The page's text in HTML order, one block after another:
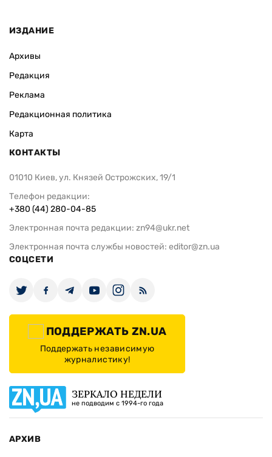
ИЗДАНИЕ
Архивы
Редакция
Реклама
Редакционная политика
Карта
КОНТАКТЫ
01010 Киев, ул. Князей Острожских, 19/1
Телефон редакции:
+380 (44) 280-04-85
Электронная почта редакции: zn94@ukr.net
Электронная почта службы новостей: editor@zn.ua
СОЦСЕТИ
ПОДДЕРЖАТЬ ZN.UA
Поддержать независимую
журналистику!
ЗЕРКАЛО НЕДЕЛИ
не подводим с 1994-го года
АРХИВ